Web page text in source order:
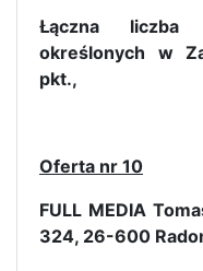
Łączna
określonych w
pkt.,
Oferta nr 10
FULL MEDIA
324, 26-600